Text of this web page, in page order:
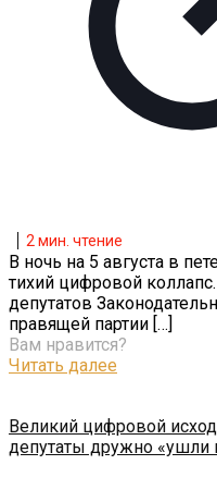
Великий цифровой
депутаты дружно
2 мин. чтение
В ночь на 5 августа в
тихий цифровой
депутатов
правящей партии […]
Вам нравится?
Читать далее